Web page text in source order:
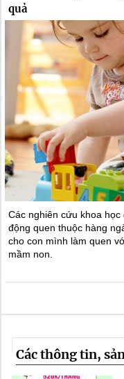
quả
Các nghiên cứu khoa
động quen thuộc hàng
cho con mình làm quen
mầm non.
Các thông tin,